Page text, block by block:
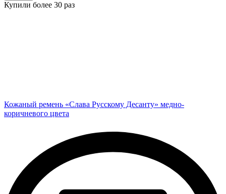
Купили более 30 раз
Кожаный ремень «Слава Русскому Десанту» медно-
коричневого цвета